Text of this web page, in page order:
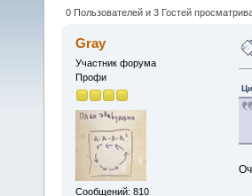
0 Пользователей и 3 Гостей
Gray
Участник форума
Профи
Сообщений: 810